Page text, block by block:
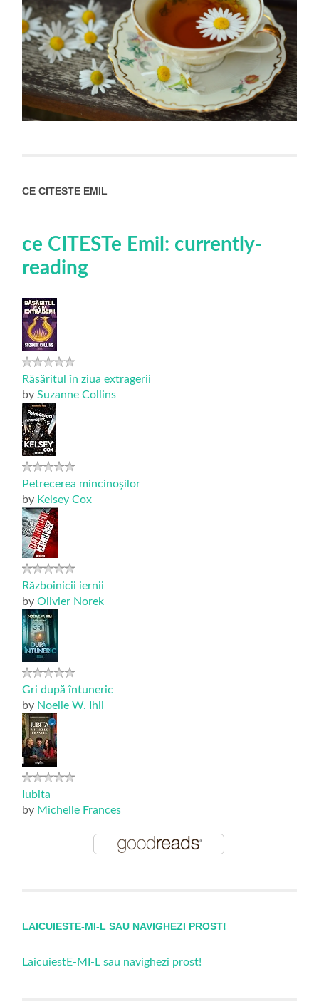
CE CITESTE EMIL
ce CITESTe Emil: currently-
reading
Răsăritul în ziua extragerii
bySuzanne Collins
Petrecerea mincinoșilor
by Kelsey Cox
Războinicii iernii
byOlivier Norek
Gri după întuneric
by Noelle W. Ihli
Iubita
by Michelle Frances
LAICUIESTE-MI-L SAU NAVIGHEZI PROST!
LaicuiestE-MI-L sau navighezi prost!